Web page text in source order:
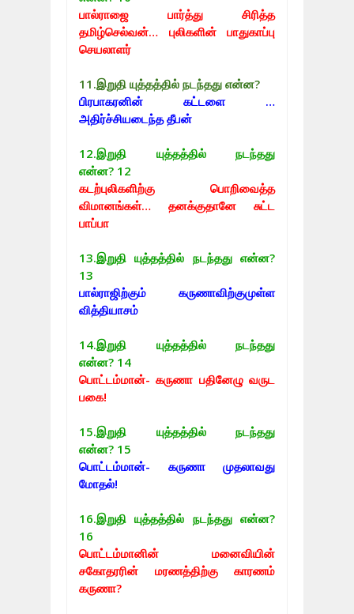
பால்ராஜை பார்த்து சிரித்த
தமிழ்செல்வன்… புலிகளின் பாதுகாப்பு
செயலாளர்
11.இறுதி யுத்தத்தில் நடந்தது என்ன?
பிரபாகரனின் கட்டளை …
அதிர்ச்சியடைந்த தீபன்
12.இறுதி யுத்தத்தில் நடந்தது
என்ன? 12
கடற்புலிகளிற்கு பொறிவைத்த
விமானங்கள்… தனக்குதானே சுட்ட
பாப்பா
13.இறுதி யுத்தத்தில் நடந்தது என்ன?
13
பால்ராஜிற்கும் கருணாவிற்குமுள்ள
வித்தியாசம்
14.இறுதி யுத்தத்தில் நடந்தது
என்ன? 14
பொட்டம்மான்- கருணா பதினேழு வருட
பகை!
15.இறுதி யுத்தத்தில் நடந்தது
என்ன? 15
பொட்டம்மான்- கருணா முதலாவது
மோதல்!
16.இறுதி யுத்தத்தில் நடந்தது என்ன?
16
பொட்டம்மானின் மனைவியின்
சகோதரரின் மரணத்திற்கு காரணம்
கருணா?